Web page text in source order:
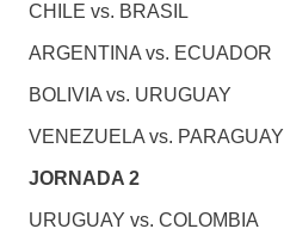
CHILE vs. BRASIL
ARGENTINA vs. ECUADOR
BOLIVIA vs. URUGUAY
VENEZUELA vs. PARAGUAY
JORNADA 2
URUGUAY vs. COLOMBIA